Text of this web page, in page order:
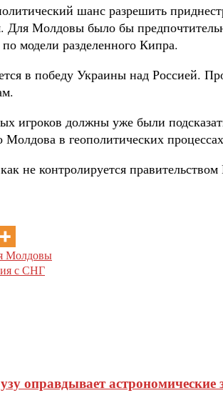
шанс разрешить
Молдовы было бы
модели разделенного Кипра.
в победу Украины над Россией.
должны уже были
в геополитических
не контролируется
Молдовы
с СНГ
оправдывает